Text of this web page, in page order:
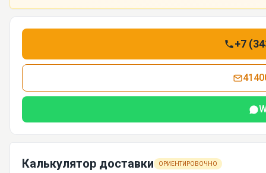
+7
Калькулятор доставки ОРИЕНТИРОВОЧНО